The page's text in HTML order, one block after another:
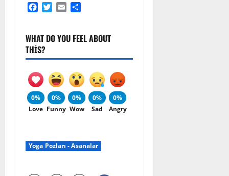
Facebook
Twitter
Email
WHAT DO YOU FEEL ABOUT
THIS?
0%
Love
0%
Funny
0%
Wow
0%
Sad
0%
Angry
Yoga Pozları - Asanalar